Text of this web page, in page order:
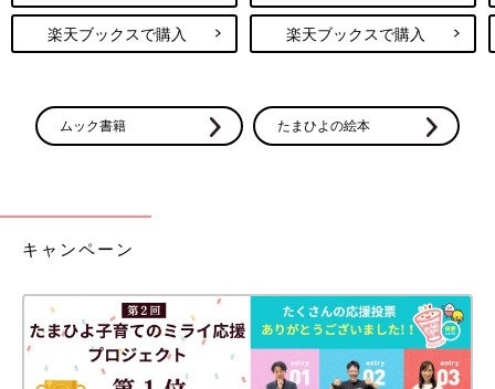
楽天ブックスで購入 楽天ブックスで購入
ムック書籍 たまひよの絵本
キャンペーン